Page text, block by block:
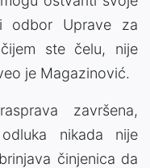
odbor Uprave za
ste čelu, nije
je Magazinović.
završena,
nikada nije
činjenica da